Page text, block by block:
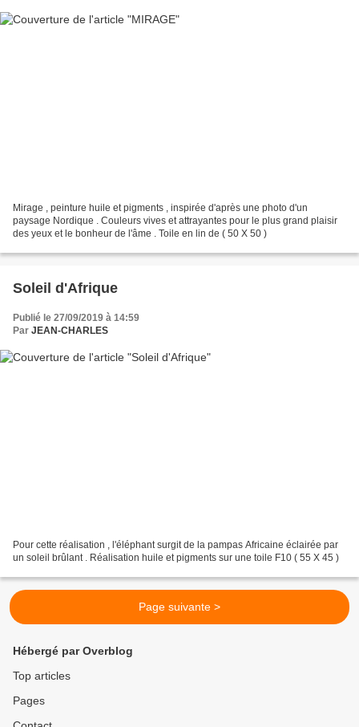
Mirage , peinture huile et pigments , inspirée d'après une photo d'un
paysage Nordique . Couleurs vives et attrayantes pour le plus grand plaisir
des yeux et le bonheur de l'âme . Toile en lin de ( 50 X 50 )
Soleil d'Afrique
Publié le 27/09/2019 à 14:59
Par JEAN-CHARLES
Pour cette réalisation , l'éléphant surgit de la pampas Africaine éclairée par
un soleil brûlant . Réalisation huile et pigments sur une toile F10 ( 55 X 45 )
Page suivante >
Hébergé par Overblog
Top articles
Pages